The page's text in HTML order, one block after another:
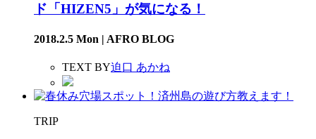
ド「HIZEN5」が気になる！
2018.2.5 Mon | AFRO BLOG
TEXT BY迫口 あかね
TRIP